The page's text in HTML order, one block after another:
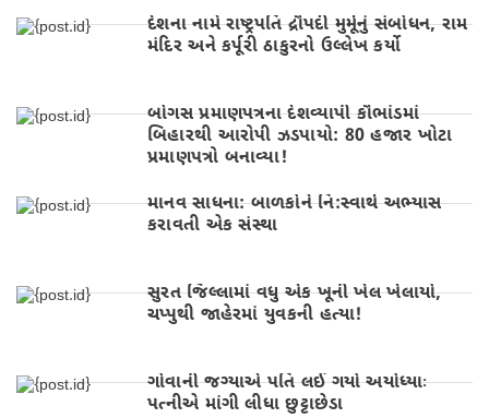
દેશના નામે રાષ્ટ્રપતિ દ્રૌપદી મુર્મૂનું સંબોધન, રામ
મંદિર અને કર્પૂરી ઠાકુરનો ઉલ્લેખ કર્યો
બોગસ પ્રમાણપત્રના દેશવ્યાપી કૌભાંડમાં
બિહારથી આરોપી ઝડપાયો: 80 હજાર ખોટા
પ્રમાણપત્રો બનાવ્યા!
માનવ સાધના: બાળકોને નિ:સ્વાર્થ અભ્યાસ
કરાવતી એક સંસ્થા
સુરત જિલ્લામાં વધુ એક ખૂની ખેલ ખેલાયો,
ચપ્પુથી જાહેરમાં યુવકની હત્યા!
ગોવાની જગ્યાએ પતિ લઈ ગયો અયોધ્યાઃ
પત્નીએ માંગી લીધા છુટ્ટાછેડા